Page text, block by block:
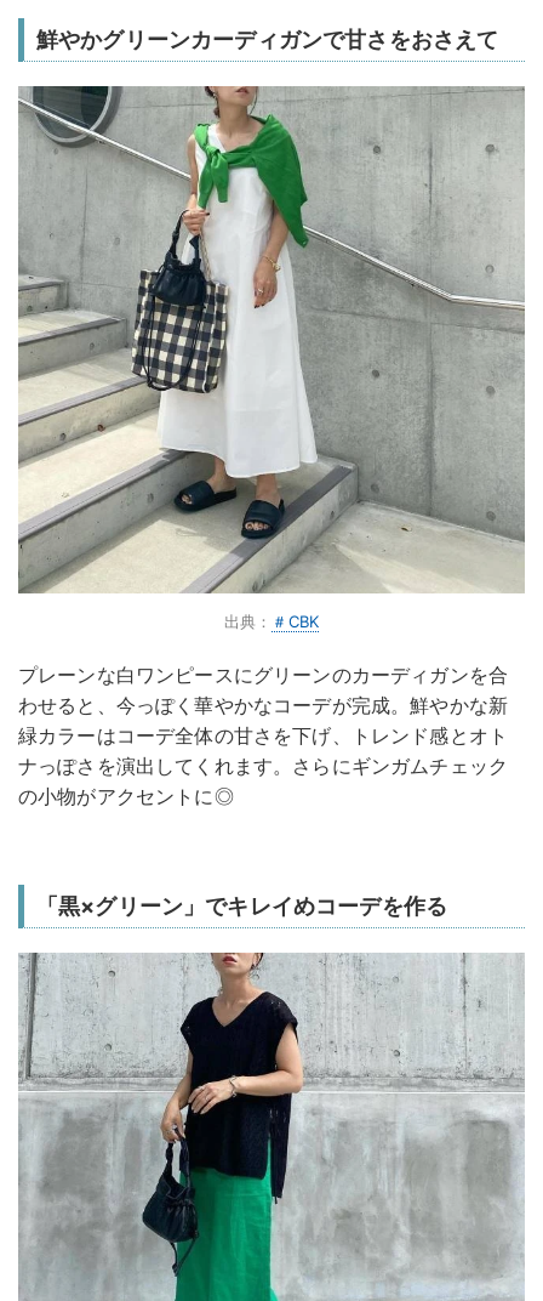
鮮やかグリーンカーディガンで甘さをおさえて
出典： ＃CBK
プレーンな白ワンピースにグリーンのカーディガンを合
わせると、今っぽく華やかなコーデが完成。鮮やかな新
緑カラーはコーデ全体の甘さを下げ、トレンド感とオト
ナっぽさを演出してくれます。さらにギンガムチェック
の小物がアクセントに◎
「黒×グリーン」でキレイめコーデを作る